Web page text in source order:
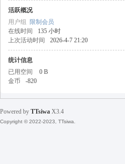
丝
活跃概况
用户组
限制会员
在线时间
135 小时
上次活动时间
2026-4-7 21:20
统计信息
已用空间
0 B
金币
-820
Powered by TTsiwa X3.4
Copyright © 2022-2023, TTsiwa.